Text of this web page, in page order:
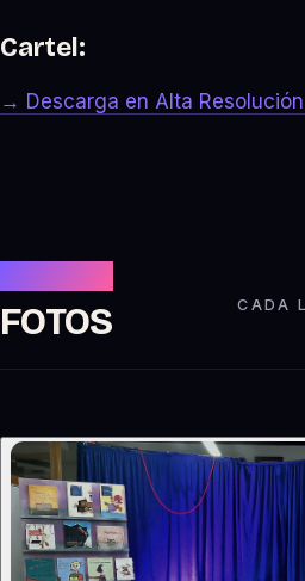
Cartel:
→ Descarga en Alta
FOTOS CADA